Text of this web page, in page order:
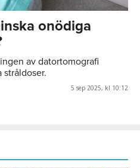
onödiga
av datortomografi
stråldoser.
5 sep 2025, kl 10:12